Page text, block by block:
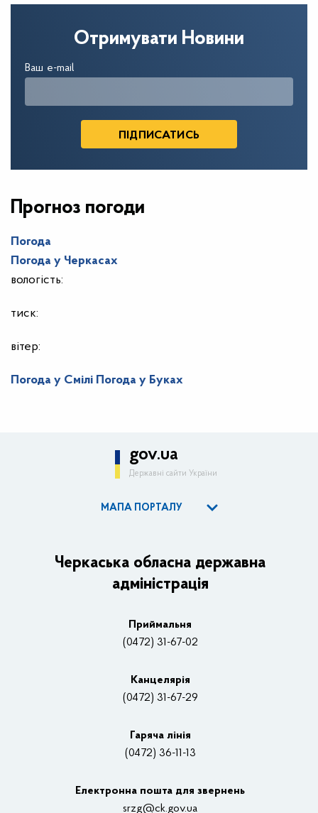
Отримувати Новини
Ваш e-mail
Прогноз погоди
Погода
Погода у Черкасах
вологість:
тиск:
вітер:
Погода у Смілі Погода у Буках
gov.ua
Державні сайти України
МАПА ПОРТАЛУ
Керівництво адміністрації
Основні завдання та нормативно-правові засади
Нагороди
Контакти
Відеотрансляції
Структурні підрозділи ОДА
Черкаська обласна державна
адміністрація
Приймальня
(0472) 31-67-02
Канцелярiя
(0472) 31-67-29
Гаряча лінія
(0472) 36-11-13
Електронна пошта для звернень
srzg@ck.gov.ua